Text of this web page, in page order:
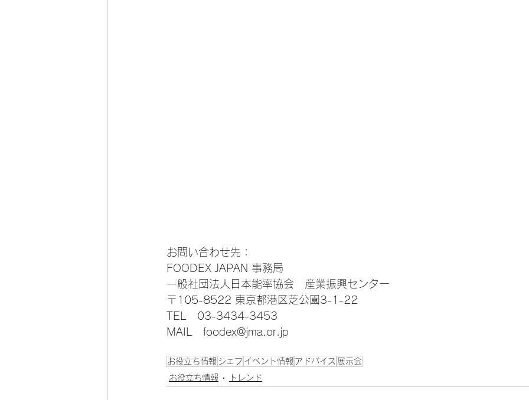
お問い合わせ先：
FOODEX JAPAN 事務局
一般社団法人日本能率協会　産業振興センター
〒105-8522 東京都港区芝公園3-1-22
TEL　03-3434-3453
MAIL　foodex@jma.or.jp
お役立ち情報 シェフ イベント情報 アドバイス 展示会
お役立ち情報
トレンド